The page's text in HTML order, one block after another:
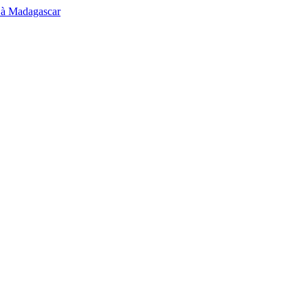
à Madagascar